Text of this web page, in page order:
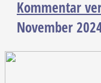
Kommentar
November